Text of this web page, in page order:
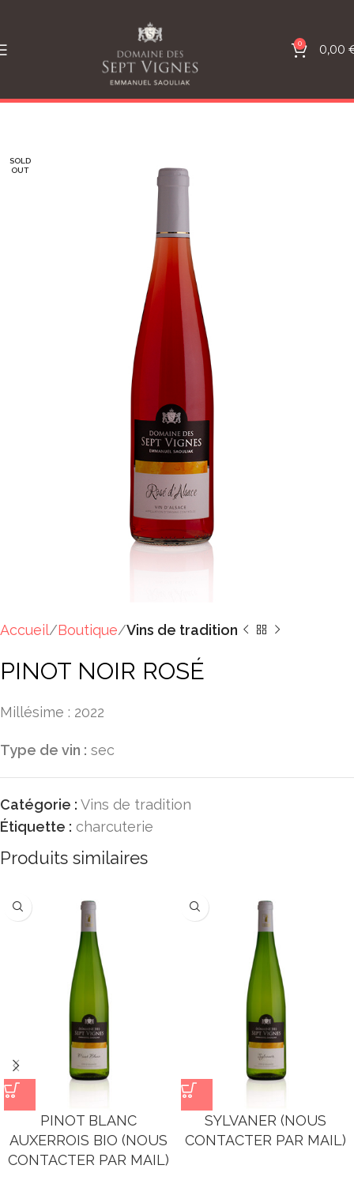
0 0,00
SOLD
OUT
Accueil Boutique Vins de tradition
PINOT NOIR ROSÉ
Millésime : 2022
Type de vin : sec
Catégorie : Vins de tradition
Étiquette : charcuterie
Produits similaires
PINOT BLANC
AUXERROIS BIO (NOUS
CONTACTER PAR MAIL)
SYLVANER (NOUS
CONTACTER PAR MAIL)